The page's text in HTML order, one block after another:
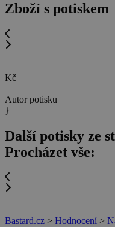
Zboží s potiskem
Kč
Autor potisku
}
Další potisky ze
Procházet vše:
Bastard.cz > Hodnocení >